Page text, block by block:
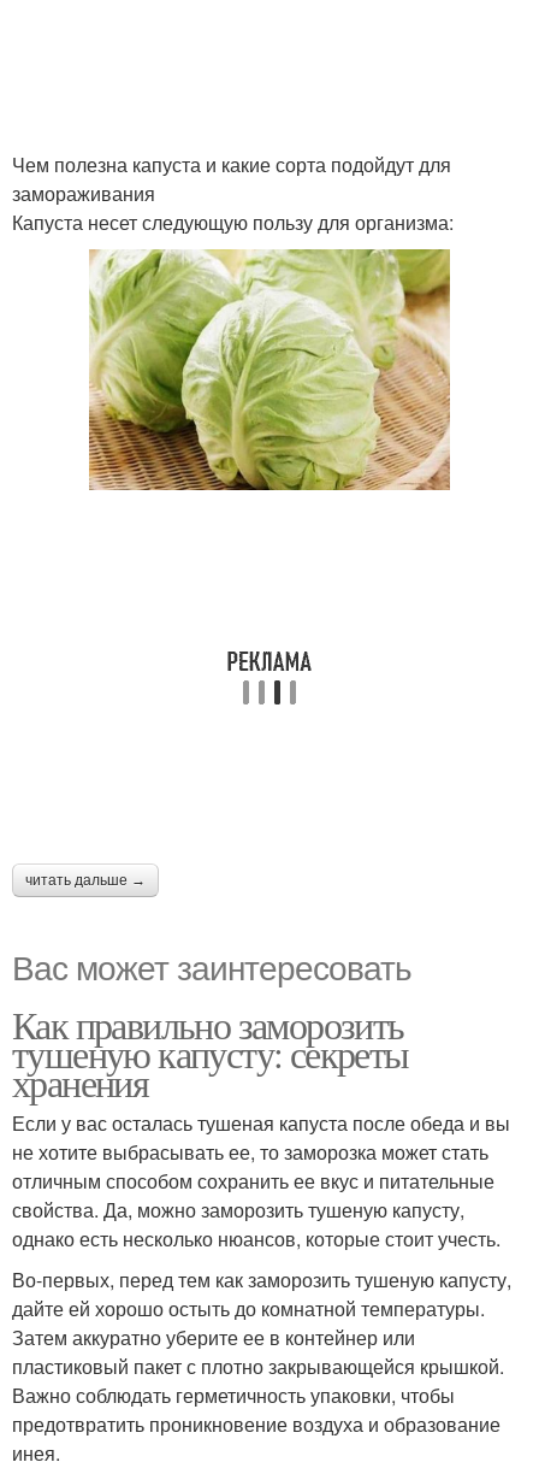
Чем полезна капуста и какие сорта подойдут для
замораживания
Капуста несет следующую пользу для организма:
читать дальше →
Вас может заинтересовать
Как правильно заморозить
тушеную капусту: секреты
хранения
Если у вас осталась тушеная капуста после обеда и вы
не хотите выбрасывать ее, то заморозка может стать
отличным способом сохранить ее вкус и питательные
свойства. Да, можно заморозить тушеную капусту,
однако есть несколько нюансов, которые стоит учесть.
Во-первых, перед тем как заморозить тушеную капусту,
дайте ей хорошо остыть до комнатной температуры.
Затем аккуратно уберите ее в контейнер или
пластиковый пакет с плотно закрывающейся крышкой.
Важно соблюдать герметичность упаковки, чтобы
предотвратить проникновение воздуха и образование
инея.